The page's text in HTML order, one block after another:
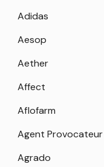
Adidas
Aesop
Aether
Affect
Aflofarm
Agent Provocateur
Agrado